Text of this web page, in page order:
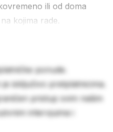
ili od doma
kojima rade.
ponude.
isključivo pretplatnicima.
pristup svim našim
intervjuima i